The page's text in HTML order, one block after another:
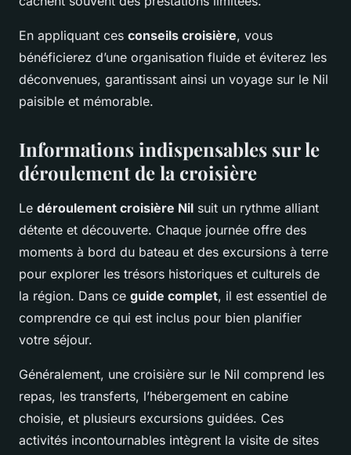
En appliquant ces conseils croisière, vous
bénéficierez d’une organisation fluide et éviterez les
déconvenues, garantissant ainsi un voyage sur le Nil
paisible et mémorable.
Informations indispensables sur le
déroulement de la croisière
Le déroulement croisière Nil suit un rythme alliant
détente et découverte. Chaque journée offre des
moments à bord du bateau et des excursions à terre
pour explorer les trésors historiques et culturels de
la région. Dans ce guide complet, il est essentiel de
comprendre ce qui est inclus pour bien planifier
votre séjour.
Généralement, une croisière sur le Nil comprend les
repas, les transferts, l’hébergement en cabine
choisie, et plusieurs excursions guidées. Ces
activités incontournables intègrent la visite de sites